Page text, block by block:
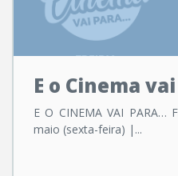
E o Cinema
E O CINEMA VAI PARA…
maio (sexta-feira) |...